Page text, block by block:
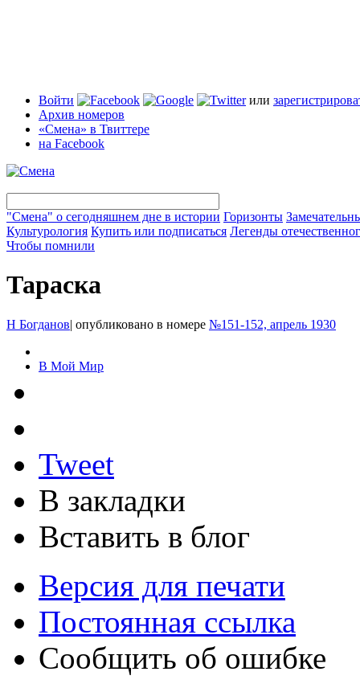
Войти или
Архив номеров
«Смена» в Твиттере
на Facebook
"Смена" о сегодняшнем дне в истории Горизонты
Культурология Купить или подписаться Легенды
Чтобы помнили
Тараска
Н Богданов| опубликовано в номере №151-152, апрель 1930
В Мой Мир
Tweet
В закладки
Вставить в блог
Версия для печати
Постоянная ссылка
Сообщить об ошибке